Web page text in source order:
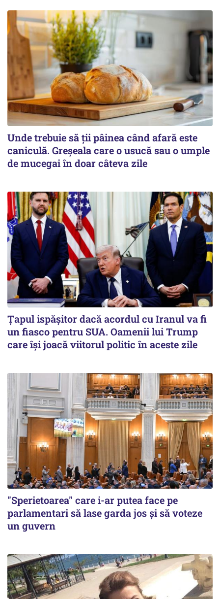
Unde trebuie să ții pâinea când afară este
caniculă. Greșeala care o usucă sau o umple
de mucegai în doar câteva zile
Țapul ispășitor dacă acordul cu Iranul va fi
un fiasco pentru SUA. Oamenii lui Trump
care își joacă viitorul politic în aceste zile
"Sperietoarea" care i-ar putea face pe
parlamentari să lase garda jos și să voteze
un guvern